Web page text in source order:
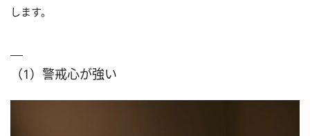
します。
（1）警戒心が強い